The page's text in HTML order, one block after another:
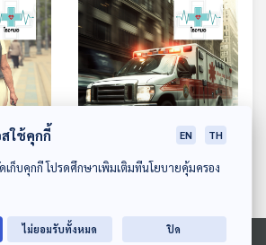
29:24
ต้องได้
รเมื่อ
วย
29:24
EP. 1173: ป่วยและเจ็บแบบ
โรงหมอ
ใช้คุกกี้ EN TH
เก็บคุกกี้ โปรดศึกษาเพิ่มเติมที่นโยบายคุ้มครอง
ไม่ยอมรับทั้งหมด ปิด